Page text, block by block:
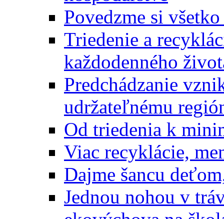
Povedzme si
Triedenie a
každodenného
Predchádzanie
udržateľnému
Od triedenia k
Viac recyklácie,
Dajme šancu
Jednou nohou v